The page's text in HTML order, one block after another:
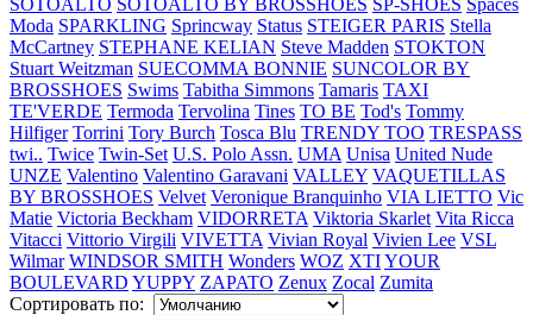
Moda SPARKLING Sprincway Status STEIGER PARIS Stella
McCartney STEPHANE KELIAN Steve Madden STOKTON
Stuart Weitzman SUECOMMA BONNIE SUNCOLOR BY
BROSSHOES Swims Tabitha Simmons Tamaris TAXI
TE'VERDE Termoda Tervolina Tines TO BE Tod's Tommy
Hilfiger Torrini Tory Burch Tosca Blu TRENDY TOO TRESPASS
twi.. Twice Twin-Set U.S. Polo Assn. UMA Unisa United Nude
UNZE Valentino Valentino Garavani VALLEY VAQUETILLAS
BY BROSSHOES Velvet Veronique Branquinho VIA LIETTO Vic
Matie Victoria Beckham VIDORRETA Viktoria Skarlet Vita Ricca
Vitacci Vittorio Virgili VIVETTA Vivian Royal Vivien Lee VSL
Wilmar WINDSOR SMITH Wonders WOZ XTIYOUR
BOULEVARD YUPPY ZAPATO Zenux Zocal Zumita
Сортировать по: